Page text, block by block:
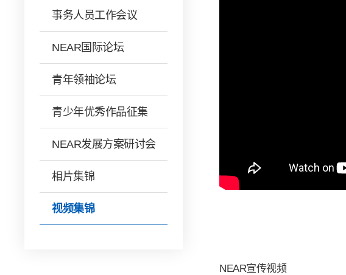
事务人员工作会议
NEAR国际论坛
青年领袖论坛
青少年优秀作品征集
NEAR发展方案研讨会
相片集锦
视频集锦
NEAR宣传视频